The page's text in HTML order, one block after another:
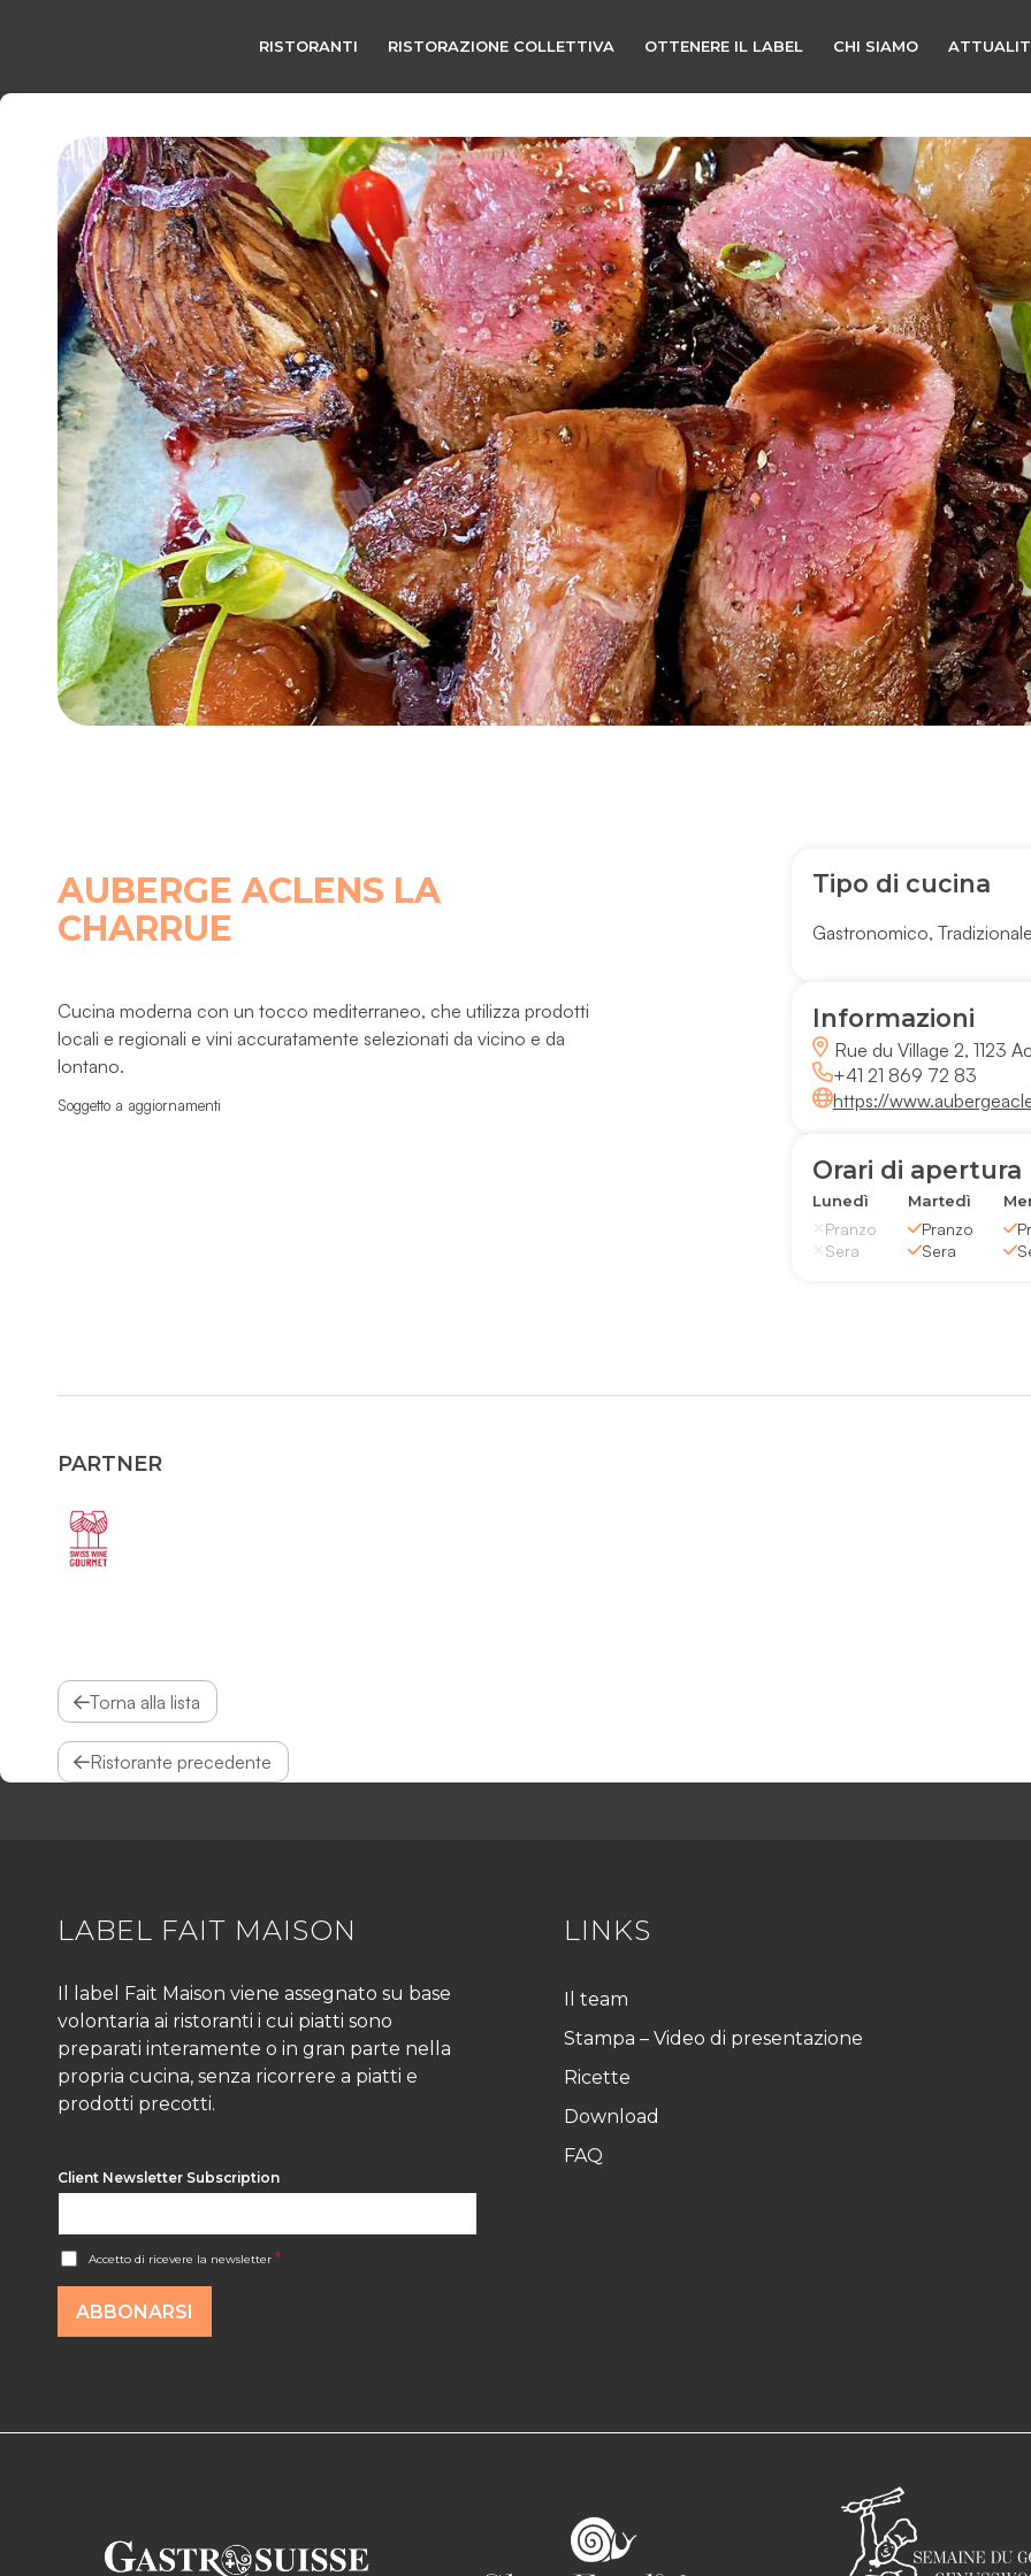
RISTORANTI RISTORAZIONE COLLETTIVA OTTENERE IL LABEL CHI SIAMO
AUBERGE ACLENS LA
CHARRUE
Cucina moderna con un tocco mediterraneo, che utilizza prodotti
locali e regionali e vini accuratamente selezionati da vicino e da
lontano.
Soggetto a aggiornamenti
Tipo di cucina
Gastronomico,
Informazioni
Rue du Village 2, 1123
+41 21 869 72 83
https://
Orari di apertura
Lunedì
Pranzo
Sera
Martedì
Pranzo
Sera
PARTNER
Torna alla lista
Ristorante precedente
LABEL FAIT MAISON
Il label Fait Maison viene assegnato su base
volontaria ai ristoranti i cui piatti sono
preparati interamente o in gran parte nella
propria cucina, senza ricorrere a piatti e
prodotti precotti.
Client Newsletter Subscription
A
c
c
d
*
Accetto di ricevere la newsletter *
ABBONARSI
LINKS
Il team
Stampa – Video di presentazione
Ricette
Download
FAQ